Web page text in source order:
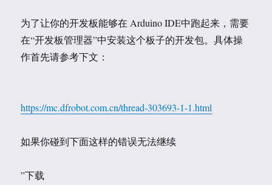
为了让你的开发板能够在 Arduino IDE中跑起来，需要
在“开发板管理器”中安装这个板子的开发包。具体操
作首先请参考下文：
https://mc.dfrobot.com.cn/thread-303693-1-1.html
如果你碰到下面这样的错误无法继续
”下载